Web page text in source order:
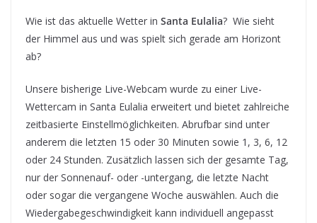
Wie ist das aktuelle Wetter in Santa Eulalia? Wie sieht
der Himmel aus und was spielt sich gerade am Horizont
ab?
Unsere bisherige Live-Webcam wurde zu einer Live-
Wettercam in Santa Eulalia erweitert und bietet zahlreiche
zeitbasierte Einstellmöglichkeiten. Abrufbar sind unter
anderem die letzten 15 oder 30 Minuten sowie 1, 3, 6, 12
oder 24 Stunden. Zusätzlich lassen sich der gesamte Tag,
nur der Sonnenauf- oder -untergang, die letzte Nacht
oder sogar die vergangene Woche auswählen. Auch die
Wiedergabegeschwindigkeit kann individuell angepasst